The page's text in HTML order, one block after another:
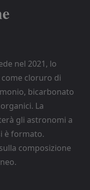
nel 2021, lo
come cloruro di
bicarbonato
La
gli astronomi a
è formato.
composizione